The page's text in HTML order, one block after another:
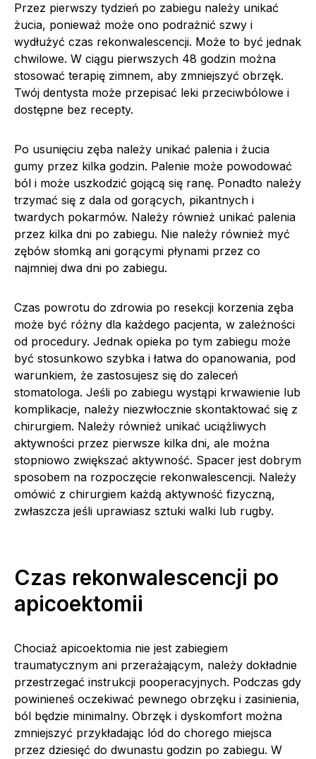
Przez pierwszy tydzień po zabiegu należy unikać
żucia, ponieważ może ono podrażnić szwy i
wydłużyć czas rekonwalescencji. Może to być jednak
chwilowe. W ciągu pierwszych 48 godzin można
stosować terapię zimnem, aby zmniejszyć obrzęk.
Twój dentysta może przepisać leki przeciwbólowe i
dostępne bez recepty.
Po usunięciu zęba należy unikać palenia i żucia
gumy przez kilka godzin. Palenie może powodować
ból i może uszkodzić gojącą się ranę. Ponadto należy
trzymać się z dala od gorących, pikantnych i
twardych pokarmów. Należy również unikać palenia
przez kilka dni po zabiegu. Nie należy również myć
zębów słomką ani gorącymi płynami przez co
najmniej dwa dni po zabiegu.
Czas powrotu do zdrowia po resekcji korzenia zęba
może być różny dla każdego pacjenta, w zależności
od procedury. Jednak opieka po tym zabiegu może
być stosunkowo szybka i łatwa do opanowania, pod
warunkiem, że zastosujesz się do zaleceń
stomatologa. Jeśli po zabiegu wystąpi krwawienie lub
komplikacje, należy niezwłocznie skontaktować się z
chirurgiem. Należy również unikać uciążliwych
aktywności przez pierwsze kilka dni, ale można
stopniowo zwiększać aktywność. Spacer jest dobrym
sposobem na rozpoczęcie rekonwalescencji. Należy
omówić z chirurgiem każdą aktywność fizyczną,
zwłaszcza jeśli uprawiasz sztuki walki lub rugby.
Czas rekonwalescencji po
apicoektomii
Chociaż apicoektomia nie jest zabiegiem
traumatycznym ani przerażającym, należy dokładnie
przestrzegać instrukcji pooperacyjnych. Podczas gdy
powinieneś oczekiwać pewnego obrzęku i zasinienia,
ból będzie minimalny. Obrzęk i dyskomfort można
zmniejszyć przykładając lód do chorego miejsca
przez dziesięć do dwunastu godzin po zabiegu. W